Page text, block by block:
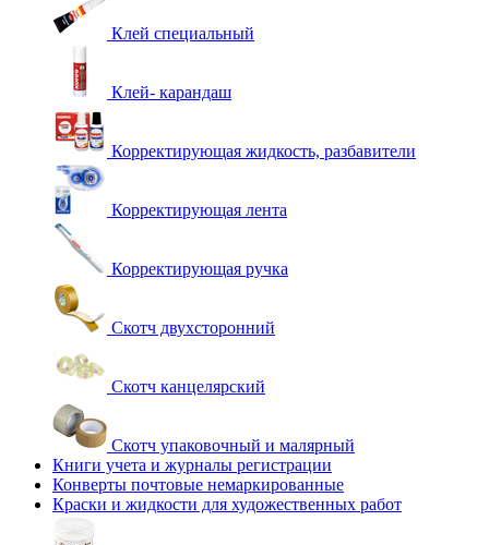
Клей специальный
Клей- карандаш
Корректирующая жидкость, разбавители
Корректирующая лента
Корректирующая ручка
Скотч двухсторонний
Скотч канцелярский
Скотч упаковочный и малярный
Книги учета и журналы регистрации
Конверты почтовые немаркированные
Краски и жидкости для художественных работ